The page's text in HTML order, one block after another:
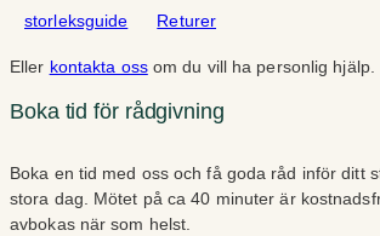
storleksguide
Returer
Eller kontakta ossom du vill ha personlig hjälp.
Boka tid för rådgivning
Boka en tid med oss och få goda råd inför ditt
stora dag. Mötet på ca 40 minuter är
avbokas när som helst.